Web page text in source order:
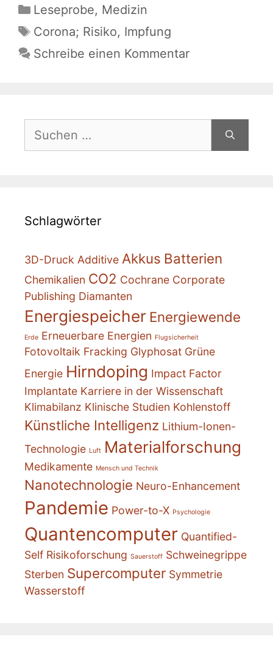
Kategorien
Leseprobe, Medizin
Schlagwörter
Corona; Risiko, Impfung
Schreibe einen Kommentar
nach:
Schlagwörter
3D-Druck Additive Akkus Batterien
Chemikalien CO2 Cochrane Corporate
Publishing Diamanten
Energiespeicher Energiewende
Erde Erneuerbare Energien Flugsicherheit
Fotovoltaik Fracking Glyphosat Grüne
Energie Hirndoping Impact Factor
Implantate Karriere in der Wissenschaft
Klimabilanz Klinische Studien Kohlenstoff
Künstliche Intelligenz Lithium-Ionen-
Technologie Luft Materialforschung
Medikamente Mensch und Technik
Nanotechnologie Neuro-Enhancement
Pandemie Power-to-X Psychologie
Quantencomputer Quantified-
Self Risikoforschung Sauerstoff Schweinegrippe
Sterben Supercomputer Symmetrie
Wasserstoff